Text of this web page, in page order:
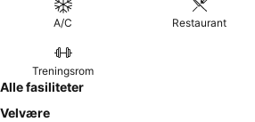
A/C Restaurant
Treningsrom
Alle fasiliteter
Velvære